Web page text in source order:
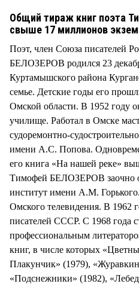
Общий тираж книг поэта
свыше 17 миллионов
Поэт, член Союза писателей
БЕЛОЗЕРОВ родился 23
Куртамышского района
семье. Детские годы его
Омской области. В 1952 году
училище. Работал в Омске
судоремонтно-
имени А.С. Попова.
его книга «На нашей реке»
Тимофей БЕЛОЗЕРОВ заочно
институт имени А.М.
Омского телевидения. В 1962
писателей СССР. С 1968 года
профессиональным
книг, в числе которых
Плакунчик» (1979),
«Подснежники» (1982),